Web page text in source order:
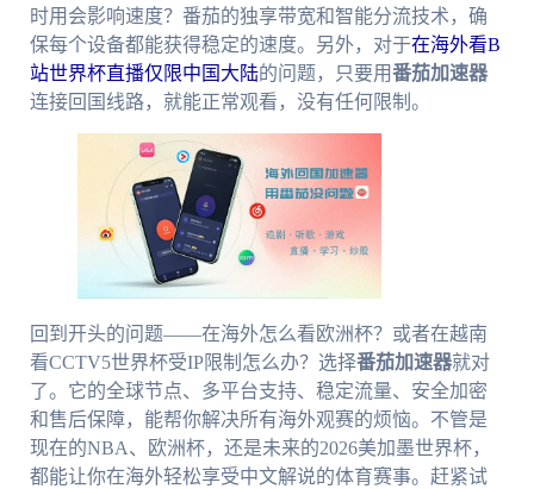
时用会影响速度？番茄的独享带宽和智能分流技术，确
保每个设备都能获得稳定的速度。另外，对于在海外看B
站世界杯直播仅限中国大陆的问题，只要用番茄加速器
连接回国线路，就能正常观看，没有任何限制。
回到开头的问题——在海外怎么看欧洲杯？或者在越南
看CCTV5世界杯受IP限制怎么办？选择番茄加速器就对
了。它的全球节点、多平台支持、稳定流量、安全加密
和售后保障，能帮你解决所有海外观赛的烦恼。不管是
现在的NBA、欧洲杯，还是未来的2026美加墨世界杯，
都能让你在海外轻松享受中文解说的体育赛事。赶紧试